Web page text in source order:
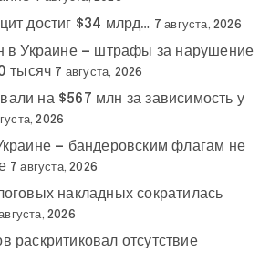
достиг $34 млрд… 7 августа, 2026
в Украине — штрафы за нарушение
тысяч 7 августа, 2026
на $567 млн за зависимость у
2026
— бандеровским флагам не
7 августа, 2026
накладных сократилась
2026
раскритиковал отсутствие